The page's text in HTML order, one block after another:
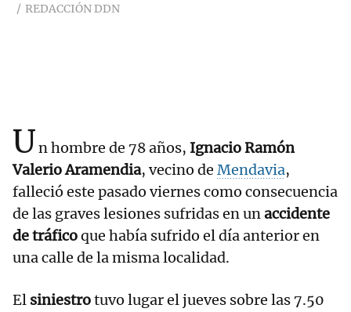
REDACCIÓN DDN
Un hombre de 78 años, Ignacio Ramón
Valerio Aramendia, vecino de Mendavia,
falleció este pasado viernes como consecuencia
de las graves lesiones sufridas en unaccidente
de tráficoque había sufrido el día anterior en
una calle de la misma localidad.
El siniestrotuvo lugar el jueves sobre las 7.50